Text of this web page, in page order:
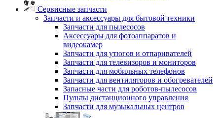
Сервисные запчасти
Запчасти и аксессуары для бытовой техники
Запчасти для пылесосов
Аксессуары для фотоаппаратов и
видеокамер
Запчасти для утюгов и отпаривателей
Запчасти для телевизоров и мониторов
Запчасти для мобильных телефонов
Запчасти для вентиляторов и обогревателей
Запасные части для роботов-пылесосов
Пульты дистанционного управления
Запчасти для музыкальных центров